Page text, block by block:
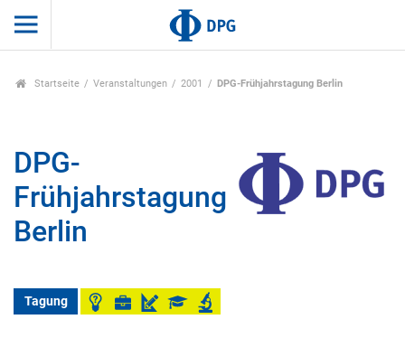
Startseite Veranstaltungen 2001 DPG-Frühjahrstagung Berlin
DPG-
Frühjahrstagung
Berlin
Tagung